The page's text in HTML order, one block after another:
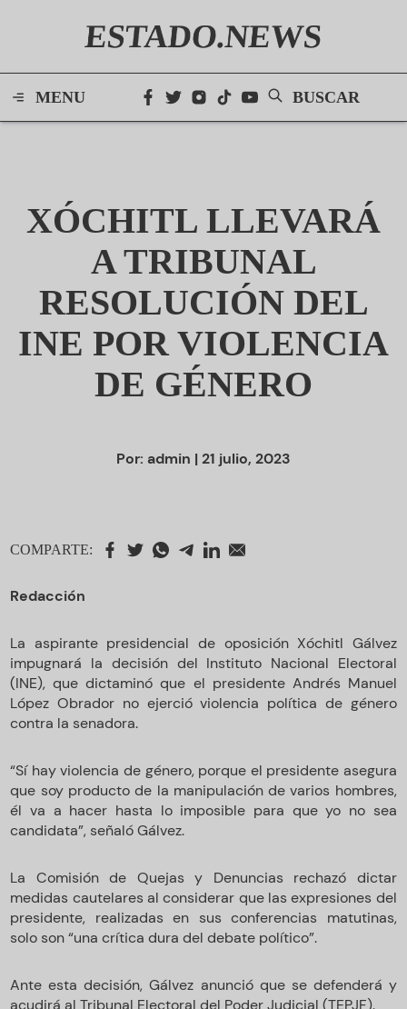
ESTADO.NEWS
MENU BUSCAR
XÓCHITL LLEVARÁ
A TRIBUNAL
RESOLUCIÓN DEL
INE POR VIOLENCIA
DE GÉNERO
Por: admin | 21 julio, 2023
COMPARTE:
Redacción
La aspirante presidencial de oposición Xóchitl Gálvez
impugnará la decisión del Instituto Nacional Electoral
(INE), que dictaminó que el presidente Andrés Manuel
López Obrador no ejerció violencia política de género
contra la senadora.
“Sí hay violencia de género, porque el presidente asegura
que soy producto de la manipulación de varios hombres,
él va a hacer hasta lo imposible para que yo no sea
candidata”, señaló Gálvez.
La Comisión de Quejas y Denuncias rechazó dictar
medidas cautelares al considerar que las expresiones del
presidente, realizadas en sus conferencias matutinas,
solo son “una crítica dura del debate político”.
Ante esta decisión, Gálvez anunció que se defenderá y
acudirá al Tribunal Electoral del Poder Judicial (TEPJF).